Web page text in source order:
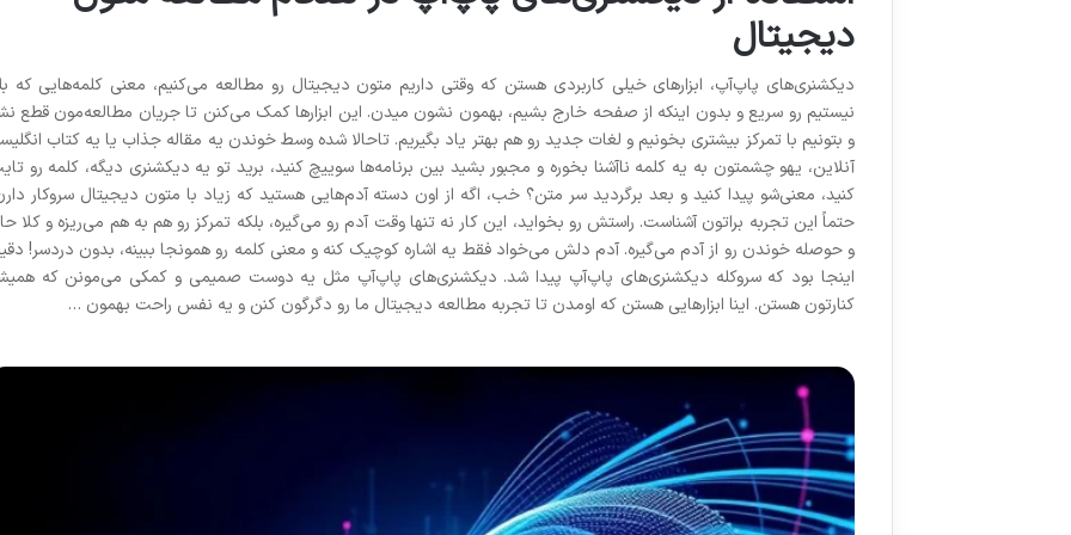
دیجیتال
دیکشنری‌های پاپ‌آپ، ابزارهای خیلی کاربردی هستن که وقتی داریم متون دیجیتال رو مطالعه می‌کنیم، معنی کلمه‌هایی که
نیستیم رو سریع و بدون اینکه از صفحه خارج بشیم، بهمون نشون میدن. این ابزارها کمک می‌کنن تا جریان مطالعه‌مون قطع
و بتونیم با تمرکز بیشتری بخونیم و لغات جدید رو هم بهتر یاد بگیریم. تاحالا شده وسط خوندن یه مقاله جذاب یا یه کتاب
آنلاین، یهو چشمتون به یه کلمه ناآشنا بخوره و مجبور بشید بین برنامه‌ها سوییچ کنید، برید تو یه دیکشنری دیگه، کلمه رو
کنید، معنی‌شو پیدا کنید و بعد برگردید سر متن؟ خب، اگه از اون دسته آدم‌هایی هستید که زیاد با متون دیجیتال سروکار
حتماً این تجربه براتون آشناست. راستش رو بخواید، این کار نه تنها وقت آدم رو می‌گیره، بلکه تمرکز رو هم به هم می‌ریزه و کلا
و حوصله خوندن رو از آدم می‌گیره. آدم دلش می‌خواد فقط یه اشاره کوچیک کنه و معنی کلمه رو همونجا ببینه، بدون دردسر!
اینجا بود که سروکله دیکشنری‌های پاپ‌آپ پیدا شد. دیکشنری‌های پاپ‌آپ مثل یه دوست صمیمی و کمکی می‌مونن که
کنارتون هستن. اینا ابزارهایی هستن که اومدن تا تجربه مطالعه دیجیتال ما رو دگرگون کنن و یه نفس راحت بهمون …